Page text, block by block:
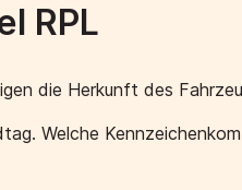
RPL
die Herkunft des
Welche